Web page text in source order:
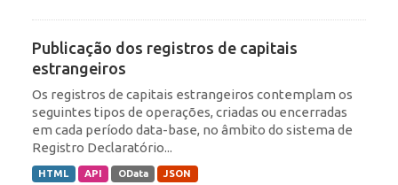
Publicação dos registros de capitais
estrangeiros
Os registros de capitais estrangeiros contemplam os
seguintes tipos de operações, criadas ou encerradas
em cada período data-base, no âmbito do sistema de
Registro Declaratório...
HTML API OData JSON